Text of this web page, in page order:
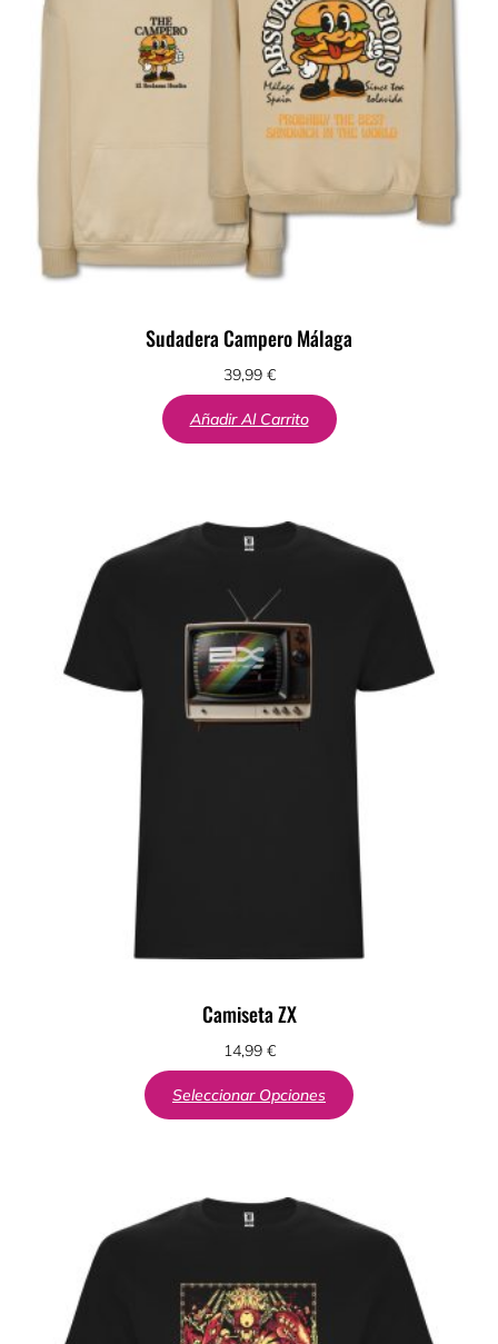
Sudadera Campero Málaga
39,99 €
Añadir Al Carrito
Camiseta ZX
14,99 €
Seleccionar Opciones